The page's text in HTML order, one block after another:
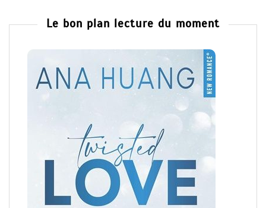
Le bon plan lecture du moment